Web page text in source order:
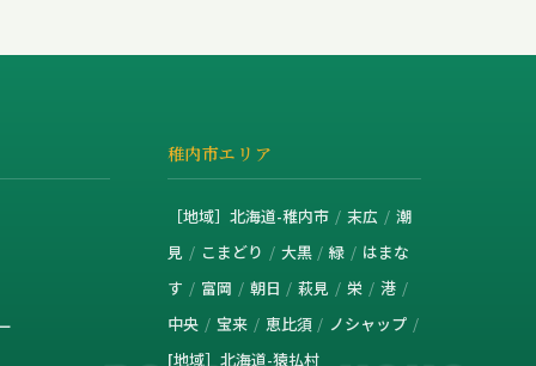
稚内市エリア
［地域］北海道-稚内市 末広
潮
見
こまどり 大黒 緑
はまな
す
富岡 朝日 萩見 栄
港
中央
宝来 恵比須
ノシャップ
[地域］北海道-猿払村